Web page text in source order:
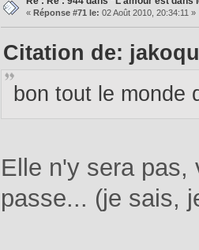
« Réponse #71 le: 02 Août 2010, 20:34:11 »
Citation de:
bon tout le
Elle n'y sera pas,
passe... (je sais,